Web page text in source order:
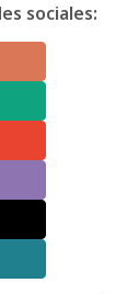
sociales: